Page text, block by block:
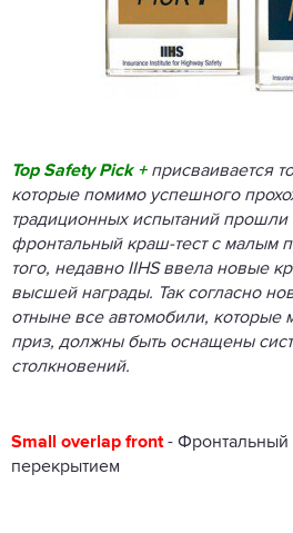
Top Safety Pick +присваивается
которые помимо успешного
традиционных испытаний прошли
фронтальный краш-тест с малым
того, недавно IIHS ввела новые
высшей награды. Так согласно
отныне все автомобили, которые
приз, должны быть оснащены
столкновений.
Small overlap front- Фронтальный
перекрытием